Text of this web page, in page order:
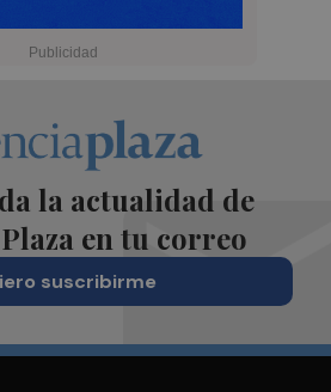
la actualidad de
en tu correo
suscribirme